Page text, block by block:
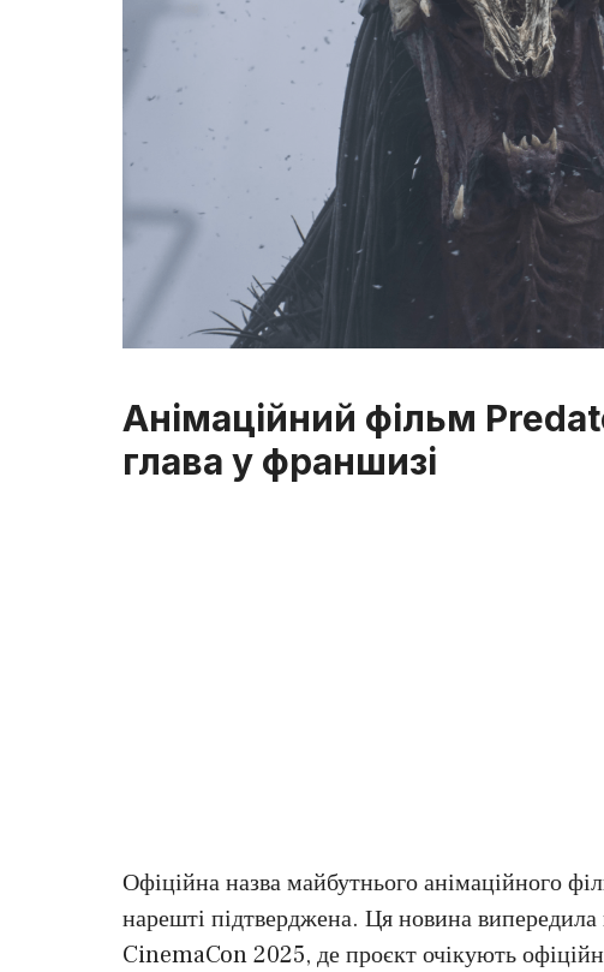
Анімаційний фільм
глава у франшизі
Офіційна назва майбутнього анімаційного
нарешті підтверджена. Ця новина
CinemaCon 2025, де проєкт очікують